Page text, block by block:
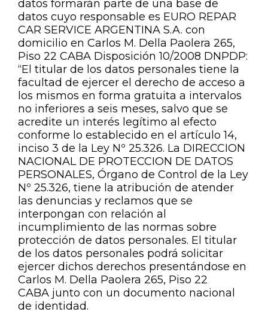
datos formarán parte de una base de
datos cuyo responsable es EURO REPAR
CAR SERVICE ARGENTINA S.A. con
domicilio en Carlos M. Della Paolera 265,
Piso 22 CABA Disposición 10/2008 DNPDP:
“El titular de los datos personales tiene la
facultad de ejercer el derecho de acceso a
los mismos en forma gratuita a intervalos
no inferiores a seis meses, salvo que se
acredite un interés legítimo al efecto
conforme lo establecido en el artículo 14,
inciso 3 de la Ley Nº 25.326. La DIRECCION
NACIONAL DE PROTECCION DE DATOS
PERSONALES, Órgano de Control de la Ley
Nº 25.326, tiene la atribución de atender
las denuncias y reclamos que se
interpongan con relación al
incumplimiento de las normas sobre
protección de datos personales. El titular
de los datos personales podrá solicitar
ejercer dichos derechos presentándose en
Carlos M. Della Paolera 265, Piso 22
CABA junto con un documento nacional
de identidad.